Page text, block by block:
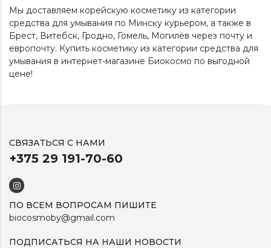
Мы доставляем корейскую косметику из категории
средства для умывания по Минску курьером, а также в
Брест, Витебск, Гродно, Гомель, Могилёв через почту и
европочту. Купить косметику из категории средства для
умывания в интернет-магазине Биокосмо по выгодной
цене!
СВЯЗАТЬСЯ С НАМИ
+375 29 191-70-60
ПО ВСЕМ ВОПРОСАМ ПИШИТЕ
biocosmoby@gmail.com
ПОДПИСАТЬСЯ НА НАШИ НОВОСТИ